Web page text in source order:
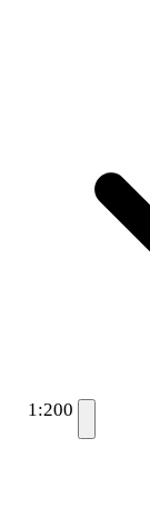
1:200